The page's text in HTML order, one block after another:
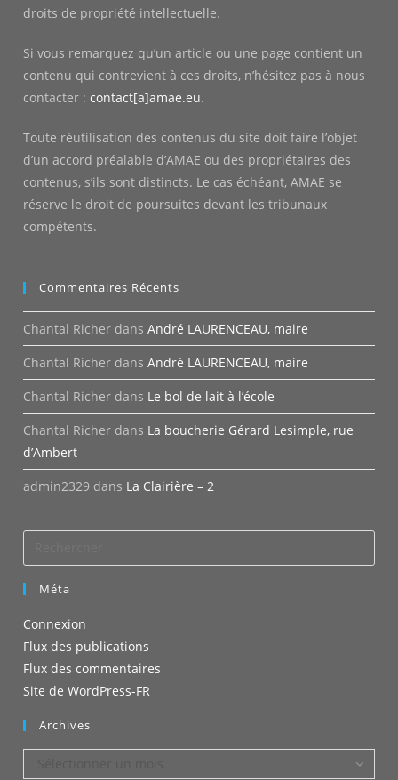
droits de propriété intellectuelle.
Si vous remarquez qu’un article ou une page contient un
contenu qui contrevient à ces droits, n’hésitez pas à nous
contacter :contact[a]amae.eu.
Toute réutilisation des contenus du site doit faire l’objet
d’un accord préalable d’AMAE ou des propriétaires des
contenus, s’ils sont distincts. Le cas échéant, AMAE se
réserve le droit de poursuites devant les tribunaux
compétents.
Commentaires Récents
Chantal Richer dansAndré LAURENCEAU, maire
Chantal Richer dansAndré LAURENCEAU, maire
Chantal Richer dans Le bol de lait à l’école
Chantal Richer dans La boucherie Gérard Lesimple, rue
d’Ambert
admin2329 dans La Clairière – 2
Méta
Connexion
Flux des publications
Flux des commentaires
Site de WordPress-FR
Archives